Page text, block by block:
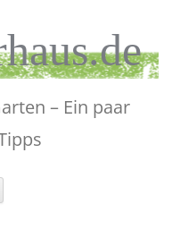
– Ein paar